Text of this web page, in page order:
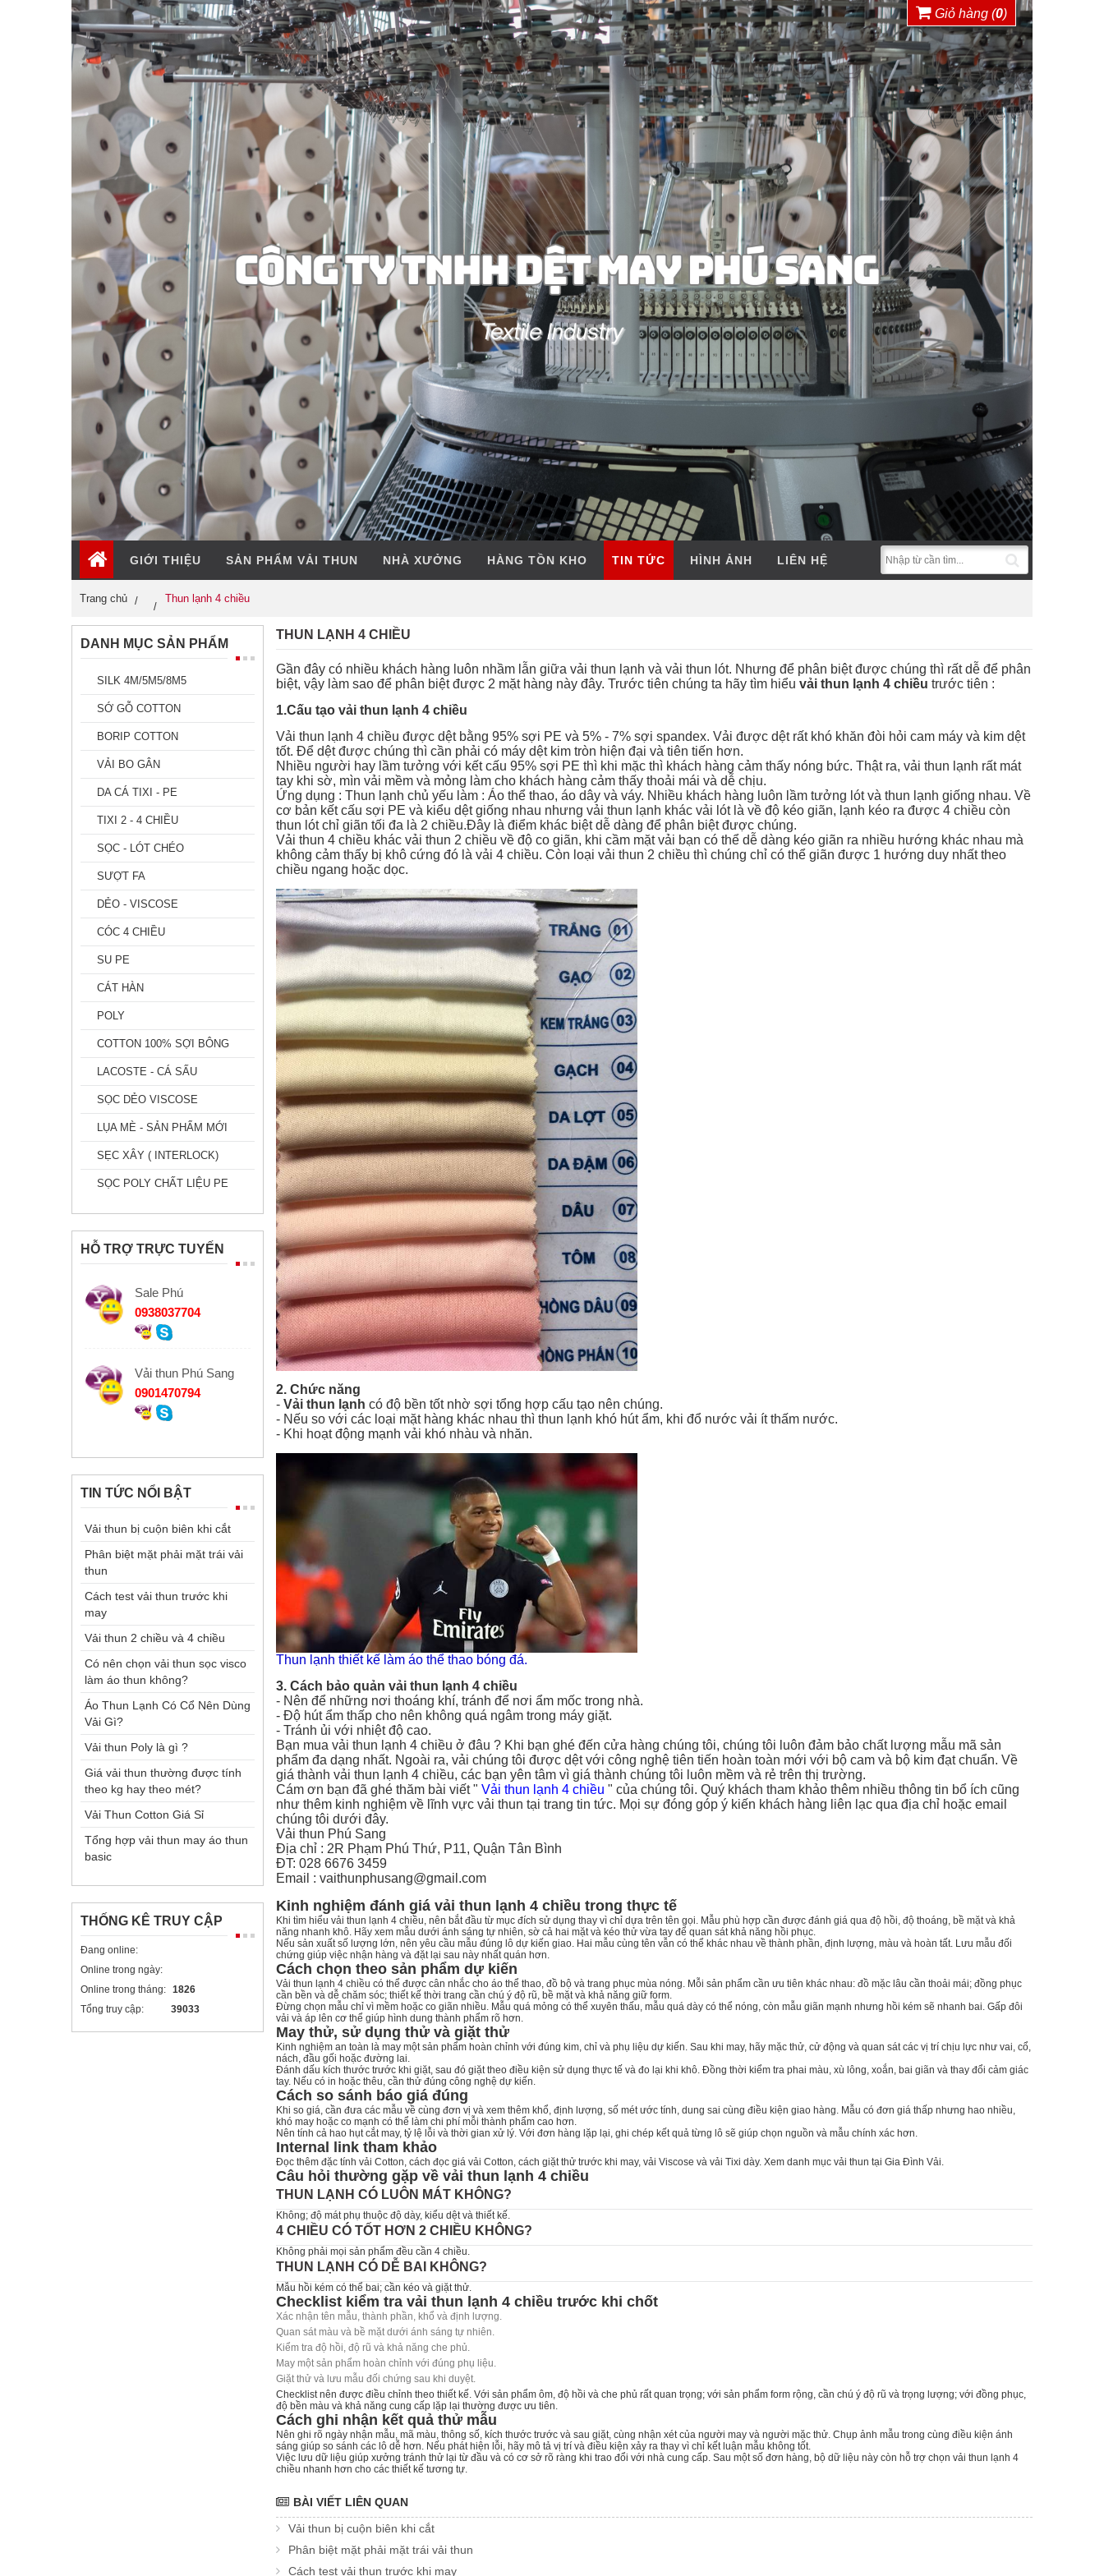
Giỏ hàng (0)
GIỚI THIỆU SẢN PHẨM VẢI THUN NHÀ XƯỞNG HÀNG TỒN KHO TIN TỨC HÌNH ẢNH LIÊN HỆ
Trang chủ Thun lạnh 4 chiều
DANH MỤC SẢN PHẨM
SILK 4M/5M5/8M5
SỚ GỖ COTTON
BORIP COTTON
VẢI BO GÂN
DA CÁ TIXI - PE
TIXI 2 - 4 CHIỀU
SỌC - LÓT CHÉO
SƯỢT FA
DẺO - VISCOSE
CÓC 4 CHIỀU
SU PE
CÁT HÀN
POLY
COTTON 100% SỢI BÔNG
LACOSTE - CÁ SẤU
SỌC DẺO VISCOSE
LỤA MÈ - SẢN PHẨM MỚI
SẸC XÂY ( INTERLOCK)
SỌC POLY CHẤT LIỆU PE
HỖ TRỢ TRỰC TUYẾN
Sale Phú
0938037704
Vải thun Phú Sang
0901470794
TIN TỨC NỔI BẬT
Vải thun bị cuộn biên khi cắt
Phân biệt mặt phải mặt trái vải
thun
Cách test vải thun trước khi
may
Vải thun 2 chiều và 4 chiều
Có nên chọn vải thun sọc visco
làm áo thun không?
Áo Thun Lạnh Có Cổ Nên Dùng
Vải Gì?
Vải thun Poly là gì ?
Giá vải thun thường được tính
theo kg hay theo mét?
Vải Thun Cotton Giá Sỉ
Tổng hợp vải thun may áo thun
basic
THỐNG KÊ TRUY CẬP
Đang online:
Online trong ngày:
Online trong tháng: 1826
Tổng truy cập:
39033
THUN LẠNH 4 CHIỀU
Gần đây có nhiều khách hàng luôn nhầm lẫn giữa vải thun lạnh và vải thun lót. Nhưng để phân biệt được chúng thì rất dễ để phân
biệt, vậy làm sao để phân biệt được 2 mặt hàng này đây. Trước tiên chúng ta hãy tìm hiểu vải thun lạnh 4 chiều trước tiên :
1.Cấu tạo vải thun lạnh 4 chiều
Vải thun lạnh 4 chiều được dệt bằng 95% sợi PE và 5% - 7% sợi spandex. Vải được dệt rất khó khăn đòi hỏi cam máy và kim dệt
tốt. Để dệt được chúng thì cần phải có máy dệt kim tròn hiện đại và tiên tiến hơn.
Nhiều người hay lầm tưởng với kết cấu 95% sợi PE thì khi mặc thì khách hàng cảm thấy nóng bức. Thật ra, vải thun lạnh rất mát
tay khi sờ, mìn vải mềm và mỏng làm cho khách hàng cảm thấy thoải mái và dễ chịu.
Ứng dụng : Thun lạnh chủ yếu làm : Áo thể thao, áo dây và váy. Nhiều khách hàng luôn lầm tưởng lót và thun lạnh giống nhau. Về
cơ bản kết cấu sợi PE và kiểu dệt giống nhau nhưng vải thun lạnh khác vải lót là về độ kéo giãn, lạnh kéo ra được 4 chiều còn
thun lót chỉ giãn tối đa là 2 chiều.Đây là điểm khác biệt dễ dàng để phân biệt được chúng.
Vải thun 4 chiều khác vải thun 2 chiều về độ co giãn, khi cầm mặt vải bạn có thể dễ dàng kéo giãn ra nhiều hướng khác nhau mà
không cảm thấy bị khô cứng đó là vải 4 chiều. Còn loại vải thun 2 chiều thì chúng chỉ có thể giãn được 1 hướng duy nhất theo
chiều ngang hoặc dọc.
2. Chức năng
- Vải thun lạnh có độ bền tốt nhờ sợi tổng hợp cấu tạo nên chúng.
- Nếu so với các loại mặt hàng khác nhau thì thun lạnh khó hút ẩm, khi đổ nước vải ít thấm nước.
- Khi hoạt động mạnh vải khó nhàu và nhăn.
Thun lạnh thiết kế làm áo thể thao bóng đá.
3. Cách bảo quản vải thun lạnh 4 chiều
- Nên để những nơi thoáng khí, tránh để nơi ẩm mốc trong nhà.
- Độ hút ẩm thấp cho nên không quá ngâm trong máy giặt.
- Tránh ủi với nhiệt độ cao.
Bạn mua vải thun lạnh 4 chiều ở đâu ? Khi bạn ghé đến cửa hàng chúng tôi, chúng tôi luôn đảm bảo chất lượng mẫu mã sản
phẩm đa dạng nhất. Ngoài ra, vải chúng tôi được dệt với công nghệ tiên tiến hoàn toàn mới với bộ cam và bộ kim đạt chuẩn. Về
giá thành vải thun lạnh 4 chiều, các bạn yên tâm vì giá thành chúng tôi luôn mềm và rẻ trên thị trường.
Cám ơn bạn đã ghé thăm bài viết " Vải thun lạnh 4 chiều " của chúng tôi. Quý khách tham khảo thêm nhiều thông tin bổ ích cũng
như thêm kinh nghiệm về lĩnh vực vải thun tại trang tin tức. Mọi sự đóng góp ý kiến khách hàng liên lạc qua địa chỉ hoặc email
chúng tôi dưới đây.
Vải thun Phú Sang
Địa chỉ : 2R Phạm Phú Thứ, P11, Quận Tân Bình
ĐT: 028 6676 3459
Email : vaithunphusang@gmail.com
Kinh nghiệm đánh giá vải thun lạnh 4 chiều trong thực tế
Khi tìm hiểu vải thun lạnh 4 chiều, nên bắt đầu từ mục đích sử dụng thay vì chỉ dựa trên tên gọi. Mẫu phù hợp cần được đánh giá qua độ hồi, độ thoáng, bề mặt và khả
năng nhanh khô. Hãy xem mẫu dưới ánh sáng tự nhiên, sờ cả hai mặt và kéo thử vừa tay để quan sát khả năng hồi phục.
Nếu sản xuất số lượng lớn, nên yêu cầu mẫu đúng lô dự kiến giao. Hai mẫu cùng tên vẫn có thể khác nhau về thành phần, định lượng, màu và hoàn tất. Lưu mẫu đối
chứng giúp việc nhận hàng và đặt lại sau này nhất quán hơn.
Cách chọn theo sản phẩm dự kiến
Vải thun lạnh 4 chiều có thể được cân nhắc cho áo thể thao, đồ bộ và trang phục mùa nóng. Mỗi sản phẩm cần ưu tiên khác nhau: đồ mặc lâu cần thoải mái; đồng phục
cần bền và dễ chăm sóc; thiết kế thời trang cần chú ý độ rũ, bề mặt và khả năng giữ form.
Đừng chọn mẫu chỉ vì mềm hoặc co giãn nhiều. Mẫu quá mỏng có thể xuyên thấu, mẫu quá dày có thể nóng, còn mẫu giãn mạnh nhưng hồi kém sẽ nhanh bai. Gấp đôi
vải và áp lên cơ thể giúp hình dung thành phẩm rõ hơn.
May thử, sử dụng thử và giặt thử
Kinh nghiệm an toàn là may một sản phẩm hoàn chỉnh với đúng kim, chỉ và phụ liệu dự kiến. Sau khi may, hãy mặc thử, cử động và quan sát các vị trí chịu lực như vai, cổ,
nách, đầu gối hoặc đường lai.
Đánh dấu kích thước trước khi giặt, sau đó giặt theo điều kiện sử dụng thực tế và đo lại khi khô. Đồng thời kiểm tra phai màu, xù lông, xoắn, bai giãn và thay đổi cảm giác
tay. Nếu có in hoặc thêu, cần thử đúng công nghệ dự kiến.
Cách so sánh báo giá đúng
Khi so giá, cần đưa các mẫu về cùng đơn vị và xem thêm khổ, định lượng, số mét ước tính, dung sai cùng điều kiện giao hàng. Mẫu có đơn giá thấp nhưng hao nhiều,
khó may hoặc co mạnh có thể làm chi phí mỗi thành phẩm cao hơn.
Nên tính cả hao hụt cắt may, tỷ lệ lỗi và thời gian xử lý. Với đơn hàng lặp lại, ghi chép kết quả từng lô sẽ giúp chọn nguồn và mẫu chính xác hơn.
Internal link tham khảo
Đọc thêm đặc tính vải Cotton, cách đọc giá vải Cotton, cách giặt thử trước khi may, vải Viscose và vải Tixi dày. Xem danh mục vải thun tại Gia Đình Vải.
Câu hỏi thường gặp về vải thun lạnh 4 chiều
THUN LẠNH CÓ LUÔN MÁT KHÔNG?
Không; độ mát phụ thuộc độ dày, kiểu dệt và thiết kế.
4 CHIỀU CÓ TỐT HƠN 2 CHIỀU KHÔNG?
Không phải mọi sản phẩm đều cần 4 chiều.
THUN LẠNH CÓ DỄ BAI KHÔNG?
Mẫu hồi kém có thể bai; cần kéo và giặt thử.
Checklist kiểm tra vải thun lạnh 4 chiều trước khi chốt
Xác nhận tên mẫu, thành phần, khổ và định lượng.
Quan sát màu và bề mặt dưới ánh sáng tự nhiên.
Kiểm tra độ hồi, độ rũ và khả năng che phủ.
May một sản phẩm hoàn chỉnh với đúng phụ liệu.
Giặt thử và lưu mẫu đối chứng sau khi duyệt.
Checklist nên được điều chỉnh theo thiết kế. Với sản phẩm ôm, độ hồi và che phủ rất quan trọng; với sản phẩm form rộng, cần chú ý độ rũ và trọng lượng; với đồng phục,
độ bền màu và khả năng cung cấp lặp lại thường được ưu tiên.
Cách ghi nhận kết quả thử mẫu
Nên ghi rõ ngày nhận mẫu, mã màu, thông số, kích thước trước và sau giặt, cùng nhận xét của người may và người mặc thử. Chụp ảnh mẫu trong cùng điều kiện ánh
sáng giúp so sánh các lô dễ hơn. Nếu phát hiện lỗi, hãy mô tả vị trí và điều kiện xảy ra thay vì chỉ kết luận mẫu không tốt.
Việc lưu dữ liệu giúp xưởng tránh thử lại từ đầu và có cơ sở rõ ràng khi trao đổi với nhà cung cấp. Sau một số đơn hàng, bộ dữ liệu này còn hỗ trợ chọn vải thun lạnh 4
chiều nhanh hơn cho các thiết kế tương tự.
BÀI VIẾT LIÊN QUAN
Vải thun bị cuộn biên khi cắt
Phân biệt mặt phải mặt trái vải thun
Cách test vải thun trước khi may